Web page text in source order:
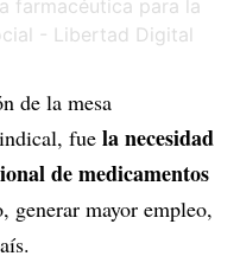
de la mesa
fue la necesidad
de medicamentos
generar mayor empleo,